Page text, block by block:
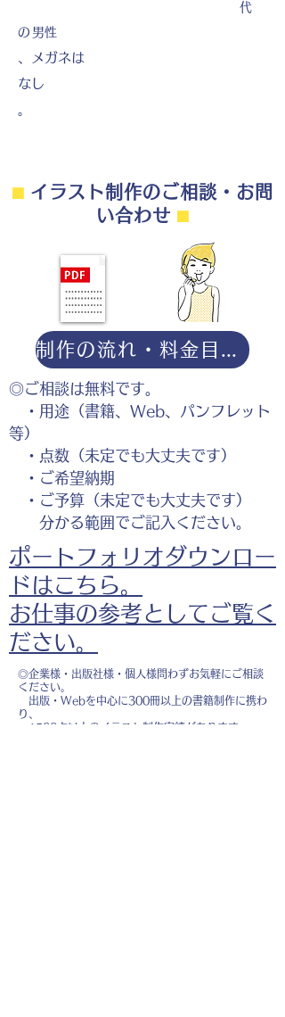
代
の 男性
、メガネは
なし
。
⬛︎イラスト制作のご相談・お問
い合わせ ⬛︎
◎ご相談は無料です。
・用途（書籍、Web、パンフレット
等）
・点数（未定でも大丈夫です）
・ご希望納期
・ご予算（未定でも大丈夫です）
分かる範囲でご記入ください。
ポートフォリオダウンロー
ドはこちら。
お仕事の参考としてご覧く
ださい。
◎企業様・出版社様・個人様問わずお気軽にご相談
ください。
出版・Webを中心に300冊以上の書籍制作に携わ
り、
1500点以上のイラスト制作実績があります。